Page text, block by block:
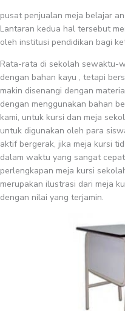
pusat penjualan meja belajar
Lantaran kedua hal tersebut
oleh institusi pendidikan bagi
Rata-rata di sekolah sewaktu-
dengan bahan kayu , tetapi
makin disenangi dengan
dengan menggunakan bahan
kami, untuk kursi dan meja
untuk digunakan oleh para
aktif bergerak, jika meja kursi
dalam waktu yang sangat
perlengkapan meja kursi
merupakan ilustrasi dari meja
dengan nilai yang terjamin.